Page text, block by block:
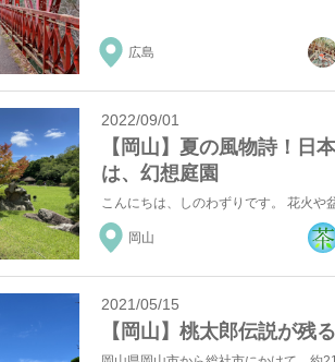
広島
2022/09/01
【岡山】夏の風物詩！日
は、幻想庭園
岡山
2021/05/15
【岡山】桃太郎伝説が残